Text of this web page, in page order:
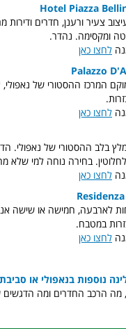
Hotel Piazza
צעיר ורענן, חדרים ודירות
ומקסימה. נהדר.
לחצו כאן
Palazzo
המרכז ההסטורי של נאפולי,
לחצו כאן
בלב ההסטורי של נאפולי.
לחלוטין. בחירה נוחה למי שלא
לחצו כאן
לארבעה, חמישה או שישה
במטבח.
לחצו כאן
נוספות בנאפולי או
מה הרכב החדרים ומה